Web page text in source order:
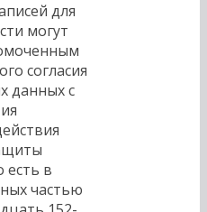
для
могут
согласия
данных с
есть в
частью